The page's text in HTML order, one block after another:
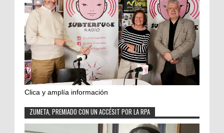
Clica y amplía información
ZUMETA, PREMIADO CON UN ACCÉSIT POR LA RPA